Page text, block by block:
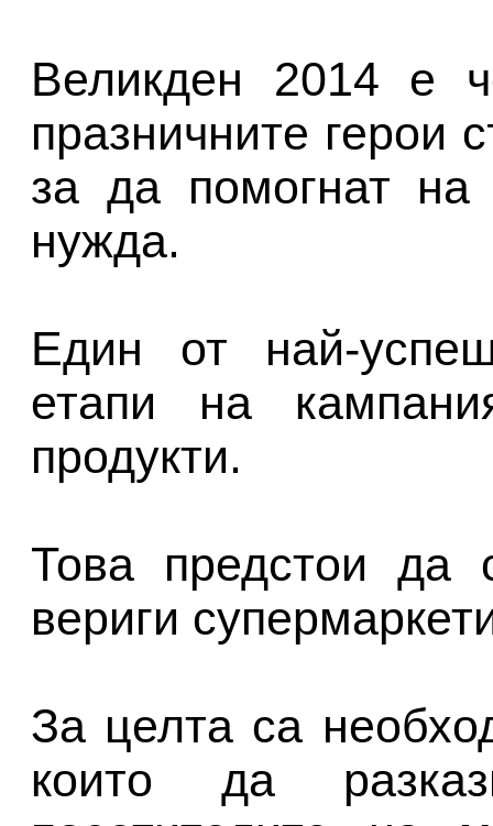
Великден 2014 е
празничните герои
за да помогнат на
нужда.
Един от най-
етапи на
продукти.
Това предстои да
вериги
За целта са
които да